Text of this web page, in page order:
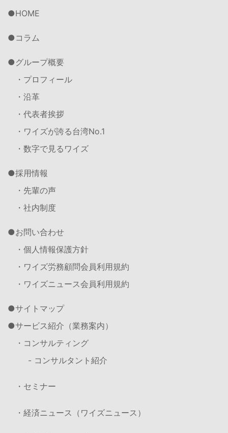
HOME
コラム
グループ概要
・プロフィール
・沿革
・代表者挨拶
・ワイズが誇る台湾No.1
・数字で見るワイズ
採用情報
・先輩の声
・社内制度
お問い合わせ
・個人情報保護方針
・ワイズ労務顧問会員利用規約
・ワイズニュース会員利用規約
サイトマップ
サービス紹介（業務案内）
・コンサルティング
- コンサルタント紹介
・セミナー
・経済ニュース（ワイズニュース）